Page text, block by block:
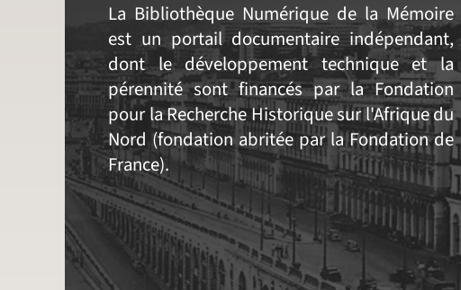
La Bibliothèque Numérique de la Mémoire
est un portail documentaire indépendant,
dont le développement technique et la
pérennité sont financés par la Fondation
pour la Recherche Historique sur l'Afrique du
Nord (fondation abritée par la Fondation de
France).